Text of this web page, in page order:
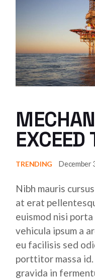
TRENDING December
Nibh mauris
at erat
euismod nisi
vehicula ipsum a
eu facilisis sed
porttitor massa
gravida in